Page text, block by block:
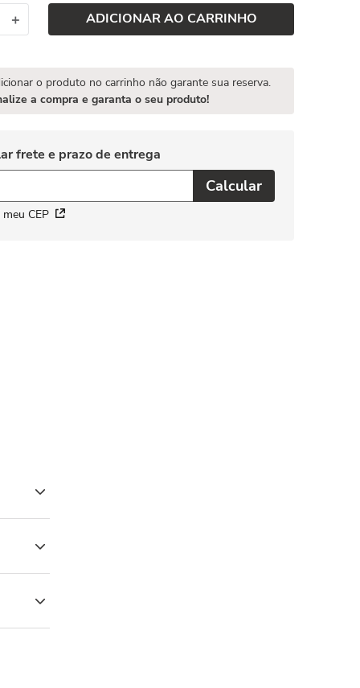
＋ ADICIONAR AO CARRINHO
o produto no carrinho não garante sua reserva.
a compra e garanta o seu produto!
CEP